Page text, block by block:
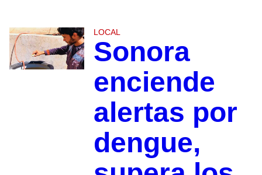
LOCAL
Sonora
enciende
alertas por
dengue,